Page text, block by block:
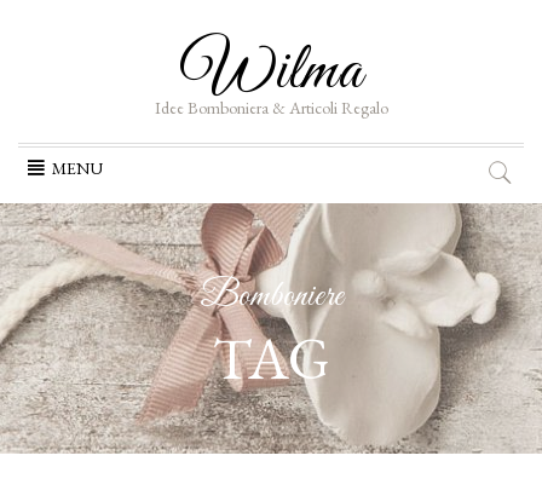
Wilma
Idee Bomboniera & Articoli Regalo
Skip
content
MENU
Bomboniere
TAG